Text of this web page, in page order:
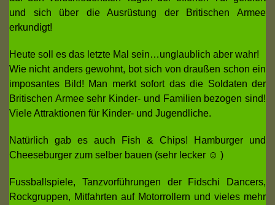
und sich über die Ausrüstung der Britischen Armee
erkundigt!
Heute soll es das letzte Mal sein…unglaublich aber wahr!
Wie nicht anders gewohnt, bot sich von draußen schon ein
imposantes Bild! Man merkt sofort das die Soldaten der
Britischen Armee sehr Kinder- und Familien bezogen sind!
Viele Attraktionen für Kinder- und Jugendliche.
Natürlich gab es auch Fish & Chips! Hamburger und
Cheeseburger zum selber bauen (sehr lecker ☺ )
Fussballspiele, Tanzvorführungen der Fidschi Dancers,
Rockgruppen, Mitfahrten auf Motorrollern und vieles mehr